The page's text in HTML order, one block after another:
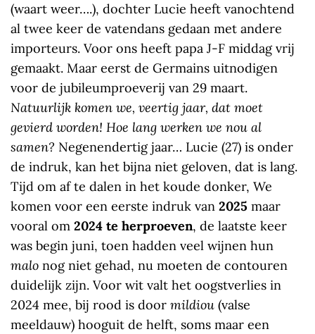
(waart weer….), dochter Lucie heeft vanochtend
al twee keer de vatendans gedaan met andere
importeurs. Voor ons heeft papa J-F middag vrij
gemaakt. Maar eerst de Germains uitnodigen
voor de jubileumproeverij van 29 maart.
Natuurlijk komen we, veertig jaar, dat moet
gevierd worden! Hoe lang werken we nou al
samen? Negenendertig jaar… Lucie (27) is onder
de indruk, kan het bijna niet geloven, dat is lang.
Tijd om af te dalen in het koude donker, We
komen voor een eerste indruk van 2025 maar
vooral om 2024 te herproeven, de laatste keer
was begin juni, toen hadden veel wijnen hun
malo nog niet gehad, nu moeten de contouren
duidelijk zijn. Voor wit valt het oogstverlies in
2024 mee, bij rood is door mildiou (valse
meeldauw) hooguit de helft, soms maar een